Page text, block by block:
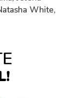
White,